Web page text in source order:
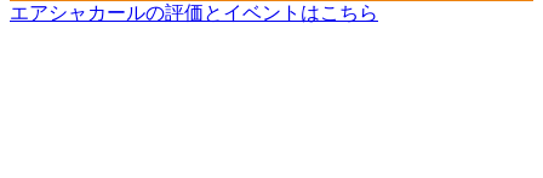
エアシャカールの評価とイベントはこちら